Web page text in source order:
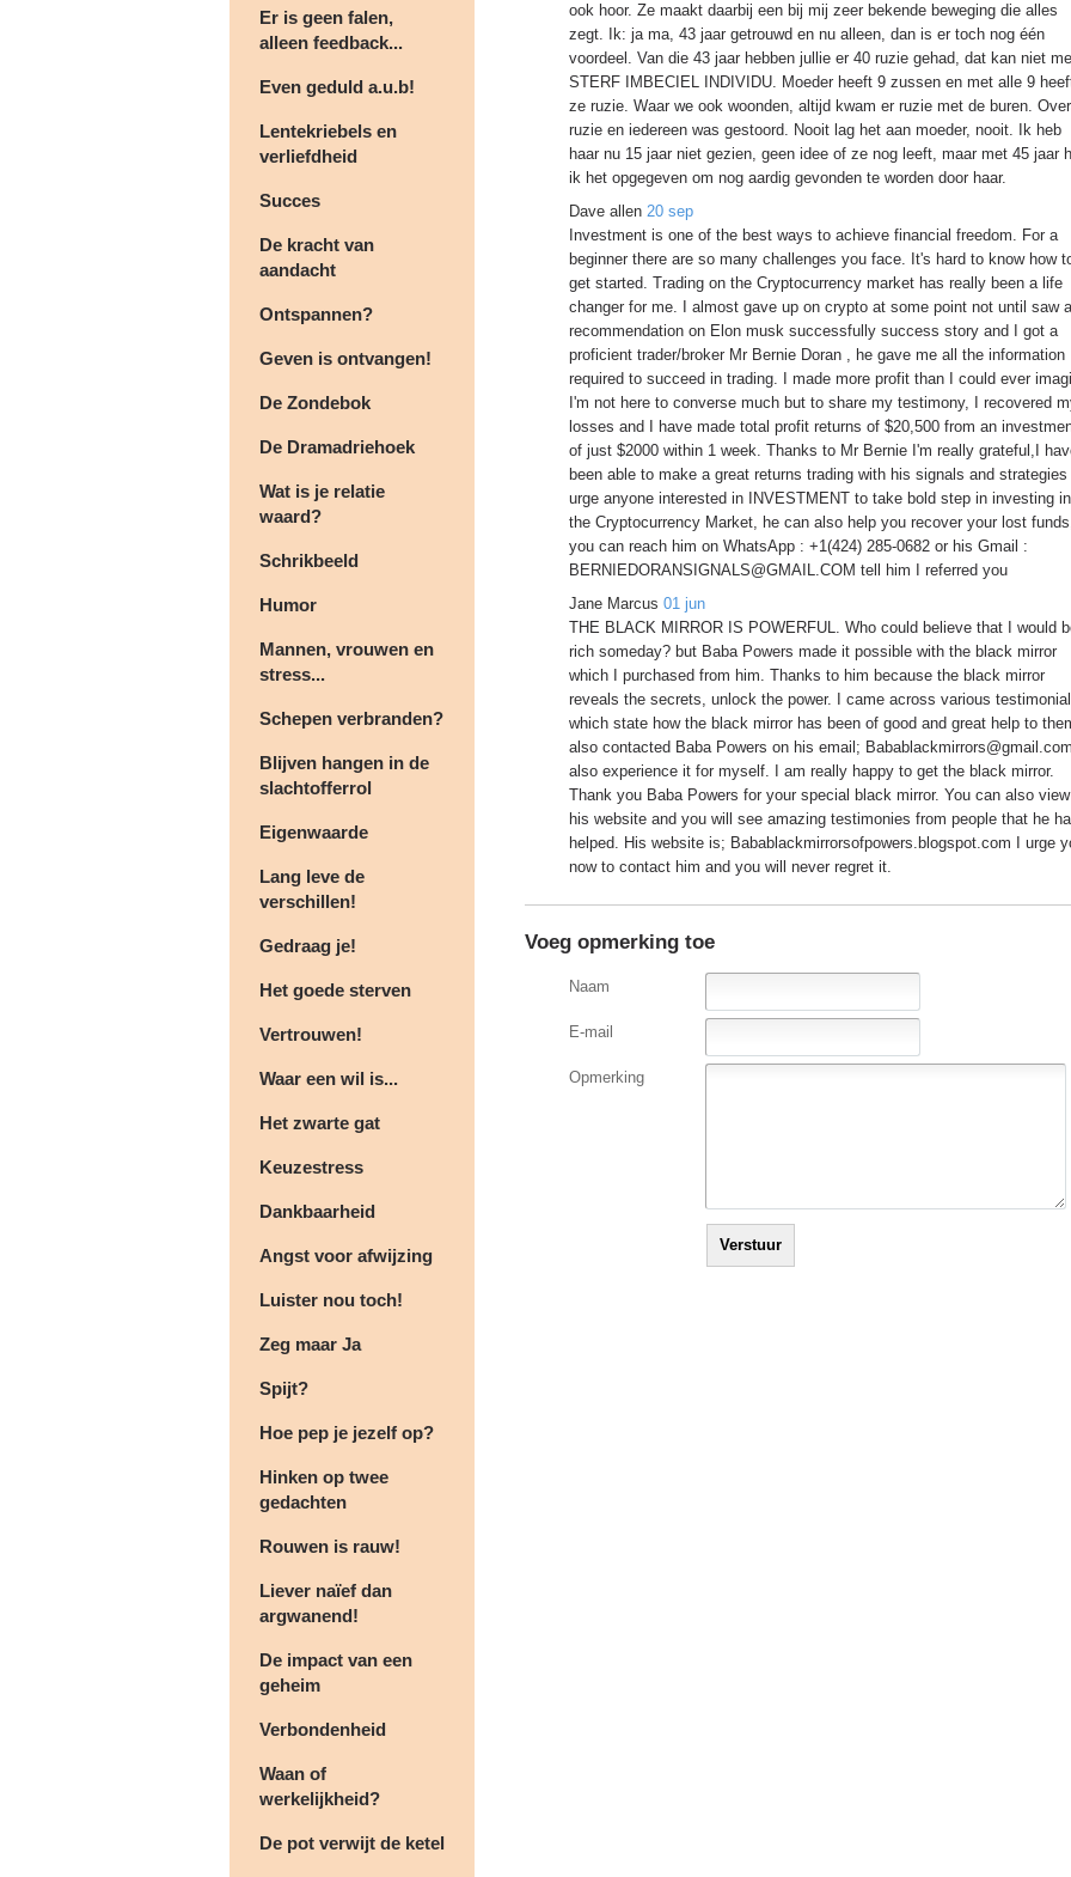
Er is geen falen,
alleen feedback...
Even geduld a.u.b!
Lentekriebels en
verliefdheid
Succes
De kracht van
aandacht
Ontspannen?
Geven is ontvangen!
De Zondebok
De Dramadriehoek
Wat is je relatie
waard?
Schrikbeeld
Humor
Mannen, vrouwen en
stress...
Schepen verbranden?
Blijven hangen in de
slachtofferrol
Eigenwaarde
Lang leve de
verschillen!
Gedraag je!
Het goede sterven
Vertrouwen!
Waar een wil is...
Het zwarte gat
Keuzestress
Dankbaarheid
Angst voor afwijzing
Luister nou toch!
Zeg maar Ja
Spijt?
Hoe pep je jezelf op?
Hinken op twee
gedachten
Rouwen is rauw!
Liever naïef dan
argwanend!
De impact van een
geheim
Verbondenheid
Waan of
werkelijkheid?
De pot verwijt de ketel
ook hoor. Ze maakt daarbij een bij mij zeer bekende beweging die alles
zegt. Ik: ja ma, 43 jaar getrouwd en nu alleen, dan is er toch nog één
voordeel. Van die 43 jaar hebben jullie er 40 ruzie gehad, dat kan niet
STERF IMBECIEL INDIVIDU. Moeder heeft 9 zussen en met alle 9
ze ruzie. Waar we ook woonden, altijd kwam er ruzie met de buren.
ruzie en iedereen was gestoord. Nooit lag het aan moeder, nooit. Ik heb
haar nu 15 jaar niet gezien, geen idee of ze nog leeft, maar met 45 jaar
ik het opgegeven om nog aardig gevonden te worden door haar.
Dave allen 20 sep
Investment is one of the best ways to achieve financial freedom. For a
beginner there are so many challenges you face. It's hard to know how
get started. Trading on the Cryptocurrency market has really been a life
changer for me. I almost gave up on crypto at some point not until saw a
recommendation on Elon musk successfully success story and I got a
proficient trader/broker Mr Bernie Doran , he gave me all the information
required to succeed in trading. I made more profit than I could ever
I'm not here to converse much but to share my testimony, I recovered
losses and I have made total profit returns of $20,500 from an
of just $2000 within 1 week. Thanks to Mr Bernie I'm really grateful,I
been able to make a great returns trading with his signals and strategies
urge anyone interested in INVESTMENT to take bold step in investing in
the Cryptocurrency Market, he can also help you recover your lost
you can reach him on WhatsApp : +1(424) 285-0682 or his Gmail :
BERNIEDORANSIGNALS@GMAIL.COM tell him I referred you
Jane Marcus 01 jun
THE BLACK MIRROR IS POWERFUL. Who could believe that I would
rich someday? but Baba Powers made it possible with the black mirror
which I purchased from him. Thanks to him because the black mirror
reveals the secrets, unlock the power. I came across various
which state how the black mirror has been of good and great help to
also contacted Baba Powers on his email;
also experience it for myself. I am really happy to get the black mirror.
Thank you Baba Powers for your special black mirror. You can also view
his website and you will see amazing testimonies from people that he
helped. His website is; Babablackmirrorsofpowers.blogspot.com I urge
now to contact him and you will never regret it.
Voeg opmerking toe
Naam
E-mail
Opmerking